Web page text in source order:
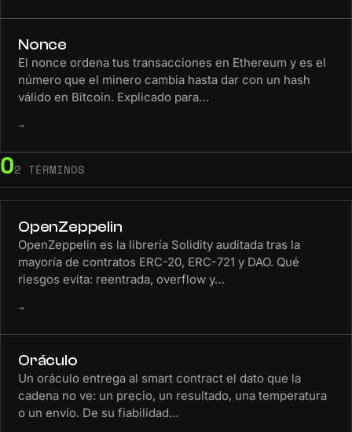
Nonce
El nonce ordena tus transacciones en Ethereum y es el
número que el minero cambia hasta dar con un hash
válido en Bitcoin. Explicado para…
→
O2 TÉRMINOS
OpenZeppelin
OpenZeppelin es la librería Solidity auditada tras la
mayoría de contratos ERC-20, ERC-721 y DAO. Qué
riesgos evita: reentrada, overflow y…
→
Oráculo
Un oráculo entrega al smart contract el dato que la
cadena no ve: un precio, un resultado, una temperatura
o un envío. De su fiabilidad…